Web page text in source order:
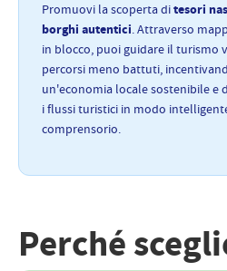
Promuovi la scoperta ditesori
borghi autentici. Attraverso
in blocco, puoi guidare il turismo
percorsi meno battuti,
un'economia locale sostenibile e
i flussi turistici in modo
comprensorio.
Perché